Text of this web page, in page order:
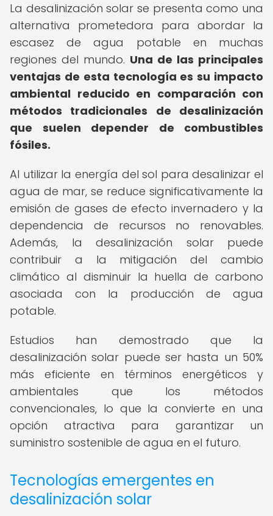
La desalinización solar se presenta como una
alternativa prometedora para abordar la
escasez de agua potable en muchas
regiones del mundo. Una de las principales
ventajas de esta tecnología es su impacto
ambiental reducido en comparación con
métodos tradicionales de desalinización
que suelen depender de combustibles
fósiles.
Al utilizar la energía del sol para desalinizar el
agua de mar, se reduce significativamente la
emisión de gases de efecto invernadero y la
dependencia de recursos no renovables.
Además, la desalinización solar puede
contribuir a la mitigación del cambio
climático al disminuir la huella de carbono
asociada con la producción de agua
potable.
Estudios han demostrado que la
desalinización solar puede ser hasta un 50%
más eficiente en términos energéticos y
ambientales que los métodos
convencionales, lo que la convierte en una
opción atractiva para garantizar un
suministro sostenible de agua en el futuro.
Tecnologías emergentes en
desalinización solar